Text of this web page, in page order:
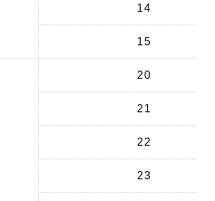
14
15
20
21
22
23